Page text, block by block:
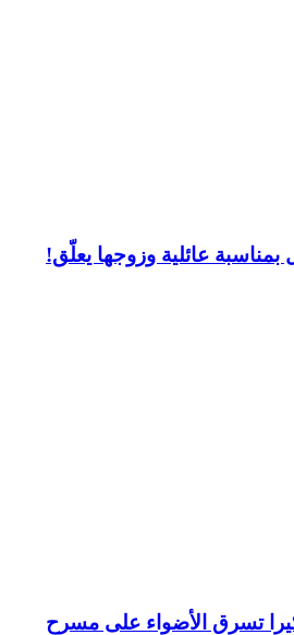
بمناسبة عائلية وزوجها يعلّق!
تسرق الأضواء على مسرح